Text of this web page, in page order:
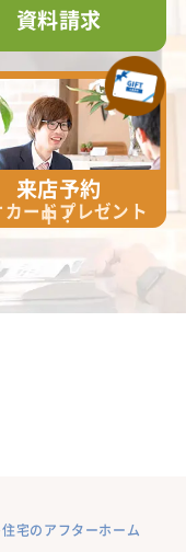
資料請求
来店予約
カードプレゼント
中！
宅のアフターホーム